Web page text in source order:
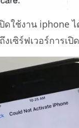
ดใช้งาน iphone ไ
งเซิร์ฟเวอร์การเปิ